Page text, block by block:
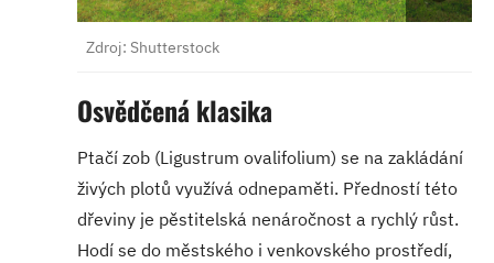
Zdroj: Shutterstock
Osvědčená klasika
Ptačí zob (Ligustrum ovalifolium) se na zakládání
živých plotů využívá odnepaměti. Předností této
dřeviny je pěstitelská nenáročnost a rychlý růst.
Hodí se do městského i venkovského prostředí,